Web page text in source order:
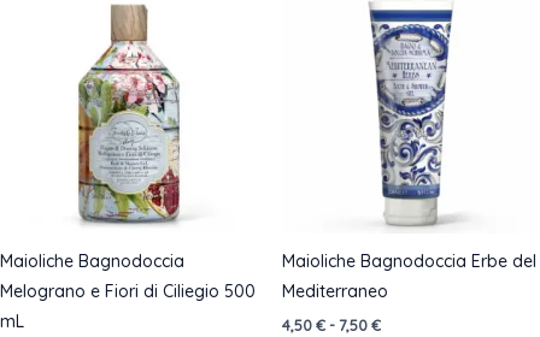
a
14,90 €
Maioliche Bagnodoccia
Melograno e Fiori di Ciliegio 500
mL
Maioliche Bagnodoccia Erbe del
Mediterraneo
4,50€-7,50€Fascia